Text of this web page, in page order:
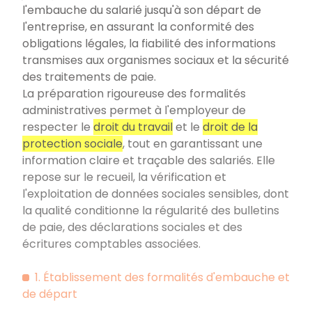
l'embauche du salarié jusqu'à son départ de
l'entreprise, en assurant la conformité des
obligations légales, la fiabilité des informations
transmises aux organismes sociaux et la sécurité
des traitements de paie.
La préparation rigoureuse des formalités
administratives permet à l'employeur de
respecter le droit du travailet le droit de la
protection sociale, tout en garantissant une
information claire et traçable des salariés. Elle
repose sur le recueil, la vérification et
l'exploitation de données sociales sensibles, dont
la qualité conditionne la régularité des bulletins
de paie, des déclarations sociales et des
écritures comptables associées.
1. Établissement des formalités d'embauche et
de départ